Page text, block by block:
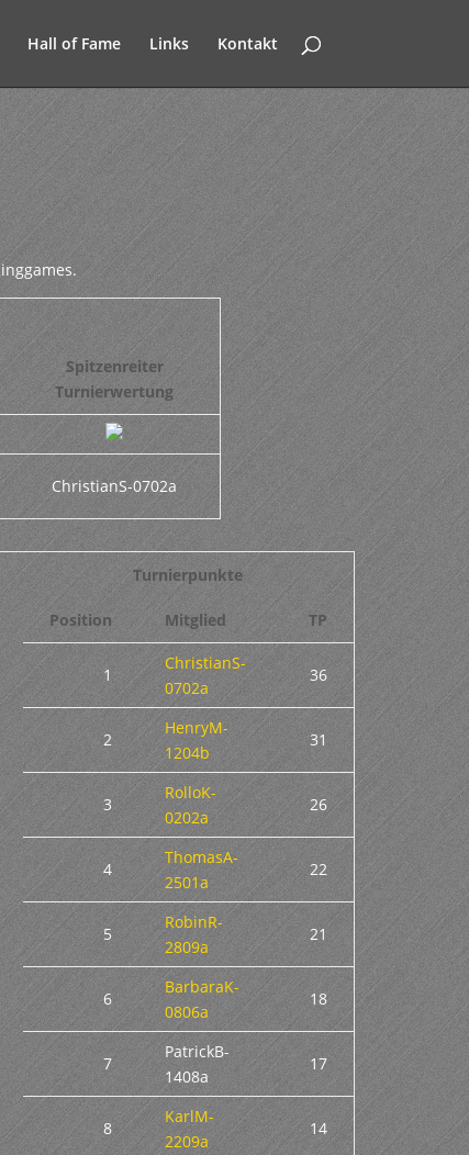
Hall of Fame Links Kontakt
Spitzenreiter
Turnierwertung
ChristianS-0702a
Turnierpunkte
Position Mitglied TP
1
ChristianS-
0702a
36
2
HenryM-
1204b
31
3
RolloK-
0202a
26
4
ThomasA-
2501a
22
5
RobinR-
2809a
21
6
BarbaraK-
0806a
18
7
PatrickB-
1408a
17
8
KarlM-
2209a
14